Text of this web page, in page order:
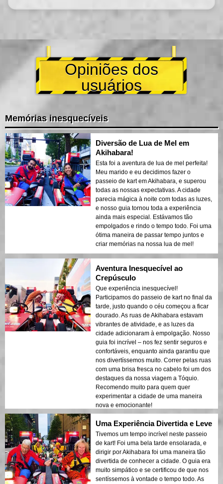
Opiniões dos
usuários
Memórias inesquecíveis
Diversão de Lua de Mel em
Akihabara!
Esta foi a aventura de lua de mel perfeita!
Meu marido e eu decidimos fazer o
passeio de kart em Akihabara, e superou
todas as nossas expectativas. A cidade
parecia mágica à noite com todas as luzes,
e nosso guia tornou toda a experiência
ainda mais especial. Estávamos tão
empolgados e rindo o tempo todo. Foi uma
ótima maneira de passar tempo juntos e
criar memórias na nossa lua de mel!
Aventura Inesquecível ao
Crepúsculo
Que experiência inesquecível!
Participamos do passeio de kart no final da
tarde, justo quando o céu começou a ficar
dourado. As ruas de Akihabara estavam
vibrantes de atividade, e as luzes da
cidade adicionaram à empolgação. Nosso
guia foi incrível – nos fez sentir seguros e
confortáveis, enquanto ainda garantiu que
nos divertíssemos muito. Correr pelas ruas
com uma brisa fresca no cabelo foi um dos
destaques da nossa viagem a Tóquio.
Recomendo muito para quem quer
experimentar a cidade de uma maneira
nova e emocionante!
Uma Experiência Divertida e Leve
Tivemos um tempo incrível neste passeio
de kart! Foi uma bela tarde ensolarada, e
dirigir por Akihabara foi uma maneira tão
divertida de conhecer a cidade. O guia era
muito simpático e se certificou de que nos
sentíssemos à vontade o tempo todo. As